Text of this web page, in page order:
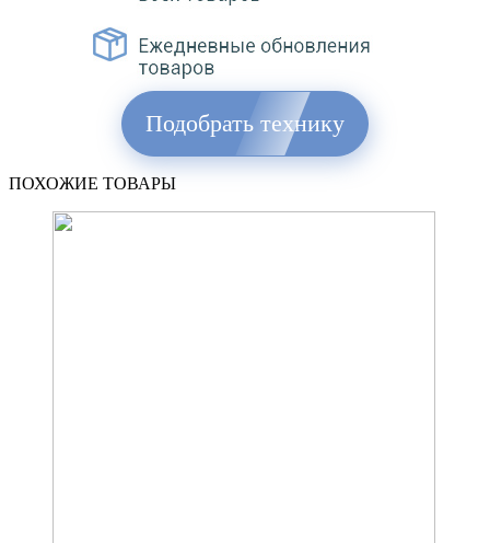
Подобрать технику
ПОХОЖИЕ ТОВАРЫ